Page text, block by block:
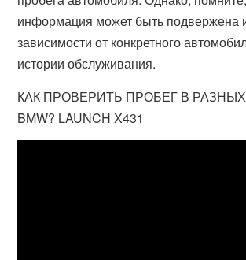
информация может быть подвержена
зависимости от конкретного
истории обслуживания.
КАК ПРОВЕРИТЬ ПРОБЕГ В
BMW? LAUNCH X431